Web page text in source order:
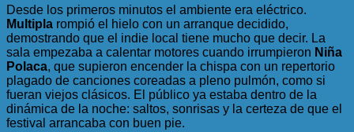
Desde los primeros minutos el ambiente era eléctrico.
Multipla rompió el hielo con un arranque decidido,
demostrando que el indie local tiene mucho que decir. La
sala empezaba a calentar motores cuando irrumpieron Niña
Polaca, que supieron encender la chispa con un repertorio
plagado de canciones coreadas a pleno pulmón, como si
fueran viejos clásicos. El público ya estaba dentro de la
dinámica de la noche: saltos, sonrisas y la certeza de que el
festival arrancaba con buen pie.